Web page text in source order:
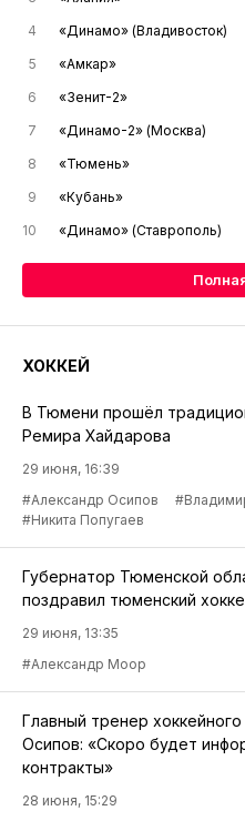
4
«Динамо» (Владивосток)
5
«Амкар»
6
«Зенит-2»
7
«Динамо-2» (Москва)
8
«Тюмень»
9
«Кубань»
10
«Динамо» (Ставрополь)
ХОККЕЙ
В Тюмени прошёл
Ремира Хайдарова
29 июня, 16:39
#Александр Осипов
#Никита Попугаев
Губернатор Тюменской
поздравил тюменский
29 июня, 13:35
#Александр Моор
Главный тренер
Осипов: «Скоро будет
контракты»
28 июня, 15:29